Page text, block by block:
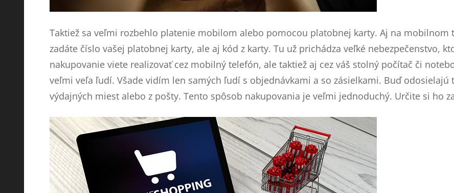
Taktiež sa veľmi rozbehlo platenie mobilom alebo pomocou platobnej karty. Aj na mobilnom
zadáte číslo vašej platobnej karty, ale aj kód z karty. Tu už prichádza veľké nebezpečenstvo,
nakupovanie viete realizovať cez mobilný telefón, ale taktiež aj cez váš stolný počítač či
veľmi veľa ľudí. Všade vidím len samých ľudí s objednávkami a so zásielkami. Buď odosielajú
výdajných miest alebo z pošty. Tento spôsob nakupovania je veľmi jednoduchý. Určite si ho